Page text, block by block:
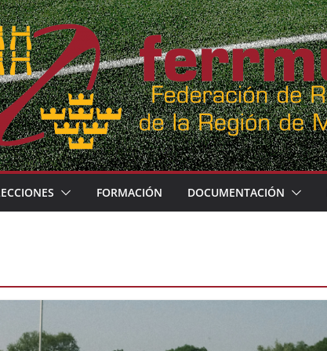
FORMACIÓN DOCUMENTACIÓN